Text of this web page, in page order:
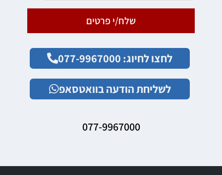
שלח/י פרטים
לחצו לחיוג: 077-9967000
לשליחת הודעה בוואטסאפ
077-9967000